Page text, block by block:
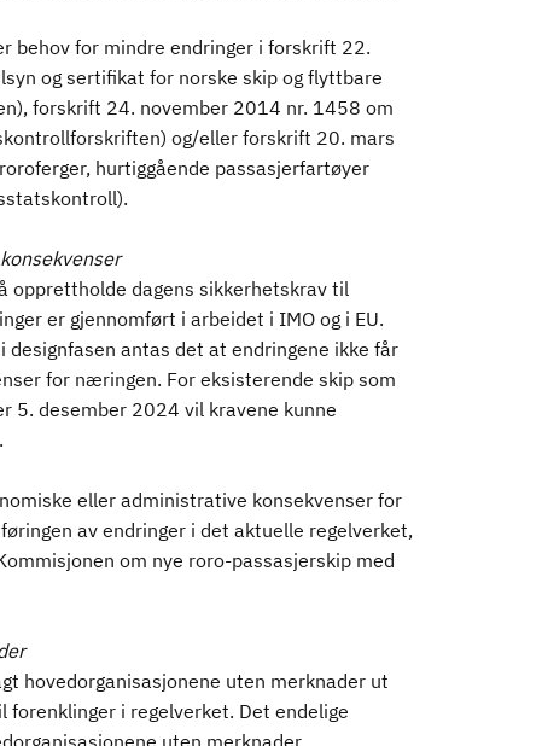
behov for mindre endringer i forskrift 22.
og sertifikat for norske skip og flyttbare
forskrift 24. november 2014 nr. 1458 om
og/eller forskrift 20. mars
hurtiggående passasjerfartøyer
opprettholde dagens sikkerhetskrav til
er gjennomført i arbeidet i IMO og i EU.
designfasen antas det at endringene ikke får
for næringen. For eksisterende skip som
5. desember 2024 vil kravene kunne
eller administrative konsekvenser for
av endringer i det aktuelle regelverket,
om nye roro-passasjerskip med
hovedorganisasjonene uten merknader ut
forenklinger i regelverket. Det endelige
uten merknader.